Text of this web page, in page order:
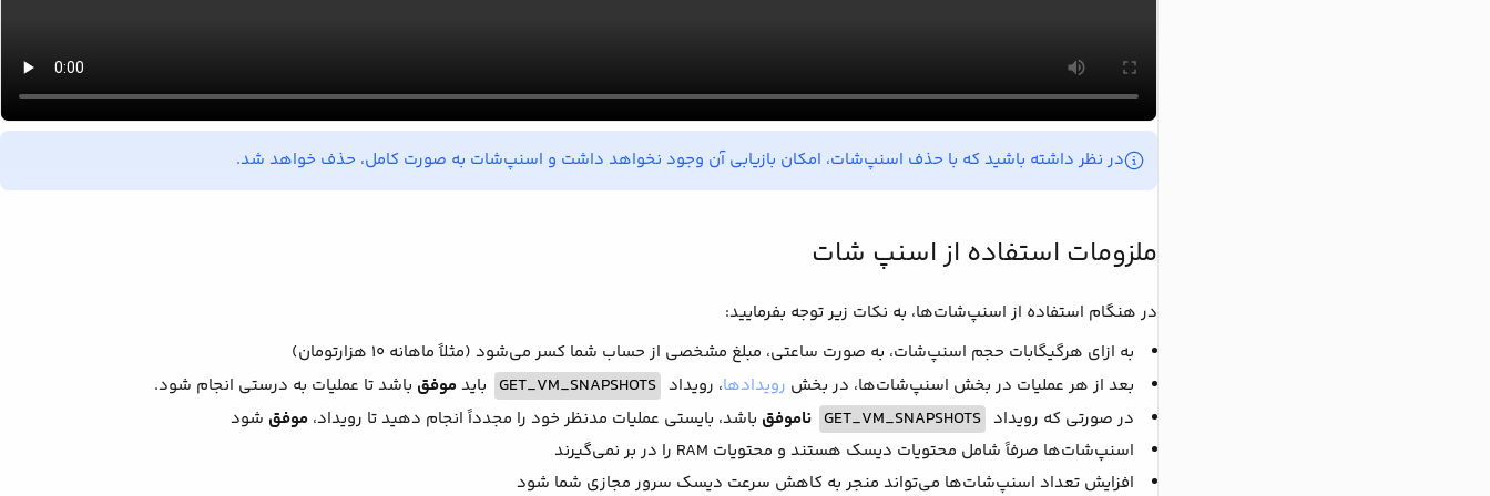
در نظر داشته باشید که با حذف اسنپ‌شات، امکان بازیابی آن وجود نخواهد داشت و اسنپ‌شات به صورت کامل، حذف خواهد شد.
ملزومات استفاده از اسنپ شات
در هنگام استفاده از اسنپ‌شات‌ها، به نکات زیر توجه بفرمایید:
به ازای هرگیگابات حجم اسنپ‌شات، به صورت ساعتی، مبلغ مشخصی از حساب شما کسر می‌شود (مثلاً ماهانه ۱۰ هزارتومان)
بعد از هر عملیات در بخش اسنپ‌شات‌ها، در بخش رویدادها، رویداد GET_VM_SNAPSHOTS بایدموفق باشد تا عملیات به درستی انجام شود.
در صورتی که رویداد GET_VM_SNAPSHOTS ناموفق باشد، بایستی عملیات مدنظر خود را مجدداً انجام دهید تا رویداد، موفق شود
اسنپ‌شات‌ها صرفاً شامل محتویات دیسک هستند و محتویات RAM را در بر نمی‌گیرند
افزایش تعداد اسنپ‌شات‌ها می‌تواند منجر به کاهش سرعت دیسک سرور مجازی شما شود